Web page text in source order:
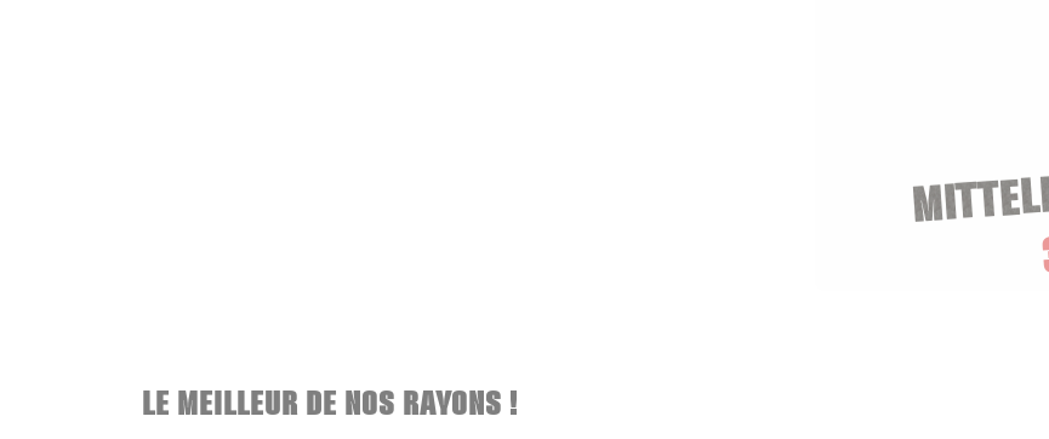
LE MEILLEUR DE NOS RAYONS !